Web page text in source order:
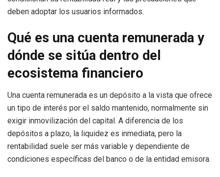
deben adoptar los usuarios informados.
Qué es una cuenta remunerada y
dónde se sitúa dentro del
ecosistema financiero
Una cuenta remunerada es un depósito a la vista que ofrece
un tipo de interés por el saldo mantenido, normalmente sin
exigir inmovilización del capital. A diferencia de los
depósitos a plazo, la liquidez es inmediata, pero la
rentabilidad suele ser más variable y dependiente de
condiciones específicas del banco o de la entidad emisora.